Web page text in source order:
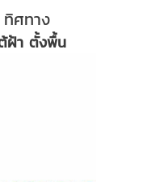
ทิศทาง
ต้ฝ้า ตั้งพื้น